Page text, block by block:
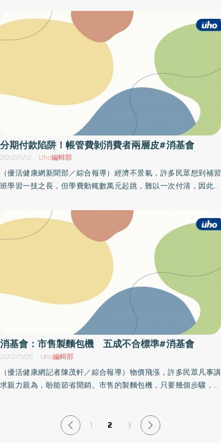
收，可能引起精神與神經功能混亂、記憶力減退與智力退化，同時
可能造成骨骼含鈣量減少，嚴重時容易發生骨折。另國內有醫師指
出，氣喘病患血漿中的鋁濃度平均高達正常值近 3倍。
餐盒抽查，發現有六成的便當鈉含量竟超標，甚至有超商的肉醬義
大利麵，鈉含量就高達一千九百多毫克，根據衛生署公布的每人每
天建議鈉攝取量二千四百毫克，光是一個就快超越每日建議攝取
量。有沒有那麼鹹？！消基會與師大師生抽樣調查7-11、全家、萊爾
富、OK等4家便利商店的29件餐盒，有17件（59％）鈉含量超過衛
生署一日2,400毫克建議攝取量的一半，相當每個便當就吃進3公克
以上的食鹽。其中，以OK義大利肉醬麵、全家日式咖哩烏龍麵、OK
炭燒雞腿排便當等3件鈉含量最高，而7-11抽樣8件就有7件鈉含量超
過1,200毫克。對此，消基會指出，固然重鹹比較下飯好吃，但若民
眾攝取過多的鈉，除了會造成血壓上升、影響血管運送功能外，如
果血管彈性不足，更可能會導致血管破裂的危險，而過量的鈉也會
加速人體鈣質的流失，造成骨質疏鬆的提早發生。而被點名的超
商，則表示未來會與製造廠商溝通協調，希望能夠把鈉含量降低，
讓民眾能吃得健康。
分期付款陷阱！帳管費剝消費者兩層皮#消基會
2012/11/12 Uho編輯部
（優活健康網新聞部／綜合報導）經濟不景氣，許多民眾想到補習
班學習一技之長，但學費動輒數萬元起跳，難以一次付清，因此補
班，再讓消費者以每月分期付款方式，完成一整套的特定服務。但
中華民國消費者文教基金會提醒民眾要注意其中的陷阱！消費者若
要解除補習契約，除了補習班會扣違約金外，對於總金額較高或貸
款期限超過一年以上的貸款，銀行還要追討綁約時間的「帳務管理
費用」，計算下來，費用起碼也要好幾千元。消基會指出，常見補
教業者以「免費課程」、「職訓」為訴求，大打廣告，吸引消費者
前往洽詢，最後消費者發現真正要藉所謂「免費課程」絕對不夠，
必須再報名其他相關課程，又由於學費加教材總額所費不貲，有時
在思慮不周的情況下，辦理了名為「分期」，實為「小額信用貸
款」契約。消基會認為，假設消費者起初為了免費課程踏入補習
班，結果接受推銷當場簽約，就可能涉及補習班定型化契約是否有
效，以及邀約的過程是否具有訪問買賣的嫌疑。因此，建議消費者
絕對要小心，切莫迷糊簽名。消基會指出，固然現行「補習班定型
化契約」保障了消費者至少五天的審閱期，但補習業者與銀行或金
融機構結盟，代辦行銷放款業務的部分並未保障到消費者。消費者
問消費者「你有沒有到補習班補習」、「你有沒有貸款」等問題。
當消費者說有，銀行才撥款，銀行徵信會採取這種方式是因為消費
消基會：市售製麵包機 五成不合標準#消基會
2012/11/05 Uho編輯部
（優活健康網記者陳茂軒／綜合報導）物價飛漲，許多民眾凡事講
求親力親為，盼能節省開銷。市售的製麵包機，只要幾個步驟，就
及電器賣場，抽樣購買八件製麵包機，進行安全性檢驗及標示檢
查，結果發現，共有四件樣品「安全性檢測」不符合國家標準要
1 2 3